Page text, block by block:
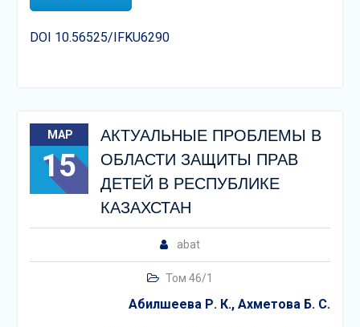
DOI 10.56525/IFKU6290
МАР
15
АКТУАЛЬНЫЕ ПРОБЛЕМЫ В
ОБЛАСТИ ЗАЩИТЫ ПРАВ
ДЕТЕЙ В РЕСПУБЛИКЕ
КАЗАХСТАН
abat
Том 46/1
Абилшеева Р. К., Ахметова Б. С.